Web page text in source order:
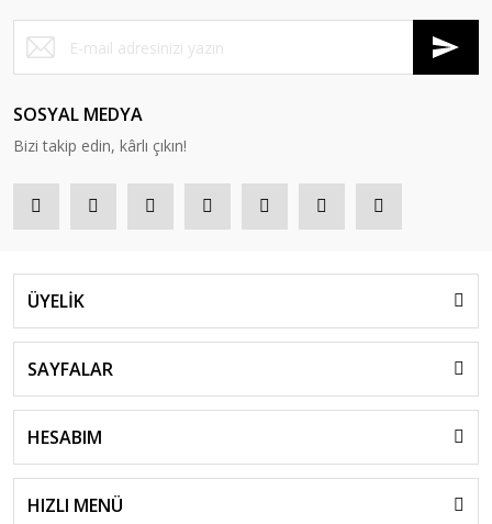
SOSYAL MEDYA
Bizi takip edin, kârlı çıkın!
ÜYELİK
SAYFALAR
HESABIM
HIZLI MENÜ